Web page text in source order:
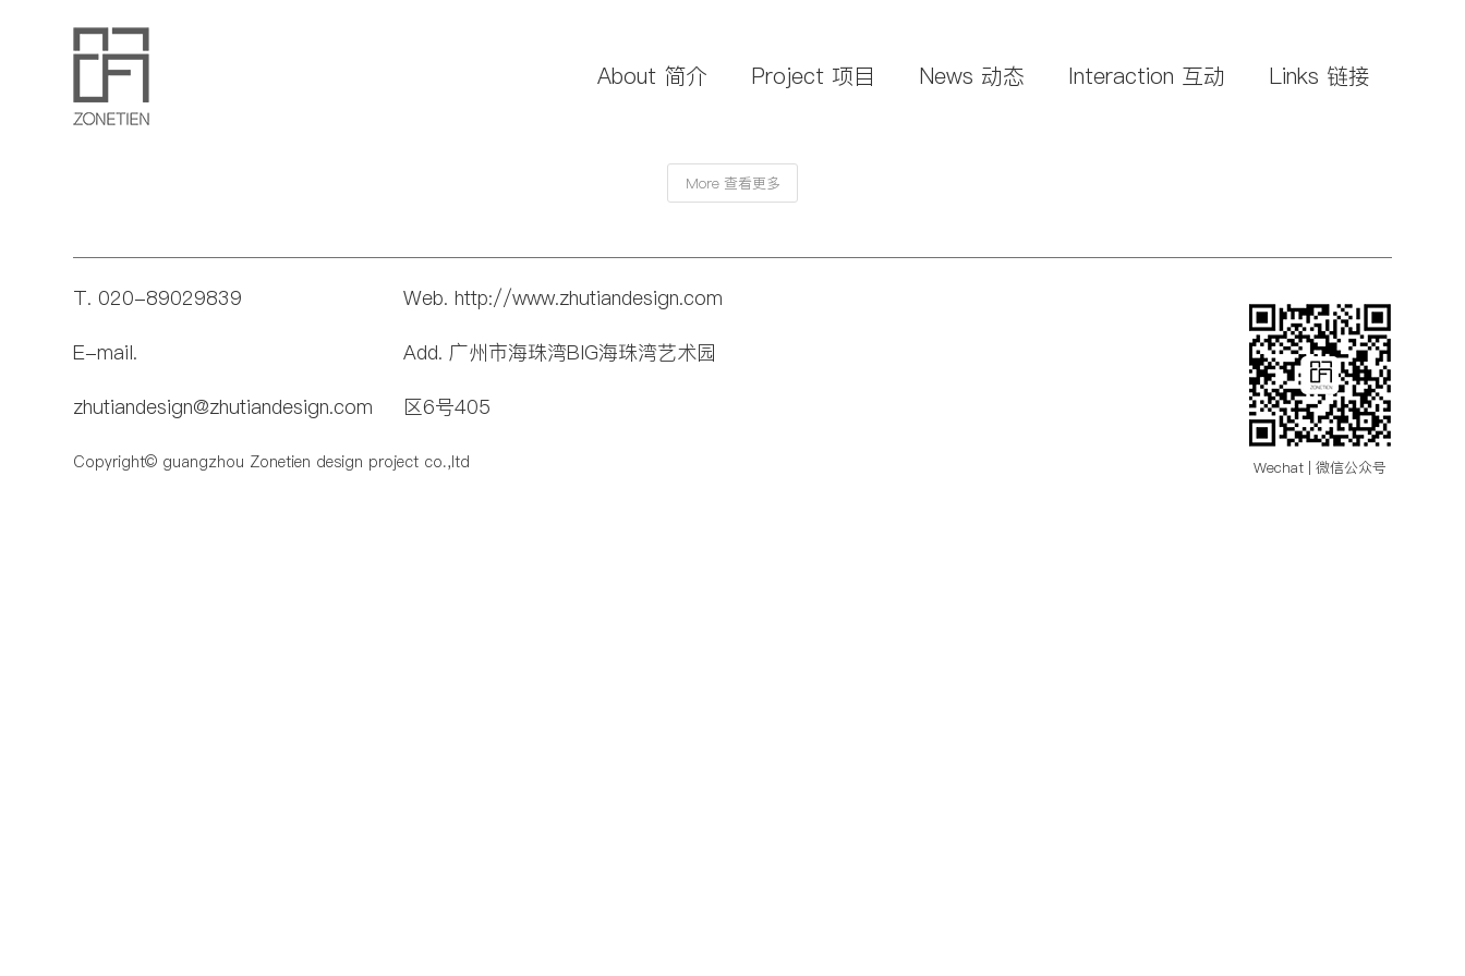
About 简介 Project 项目 News 动态 Interaction 互动 Links 链接
More 查看更多
T. 020-89029839
Web. http://www.zhutiandesign.com
E-mail.
zhutiandesign@zhutiandesign.com
Add. 广州市海珠湾BIG海珠湾艺术园
区6号405
Copyright© guangzhou Zonetien design project co.,ltd Wechat | 微信公众号